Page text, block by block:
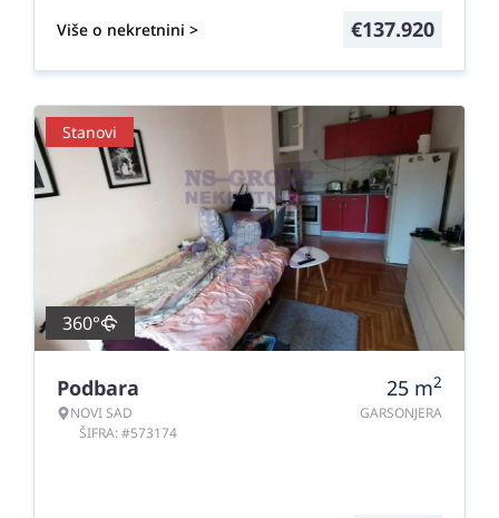
Više o nekretnini > €137.920
Stanovi
360°
Podbara
NOVI SAD
ŠIFRA: #573174
25 m2
GARSONJERA